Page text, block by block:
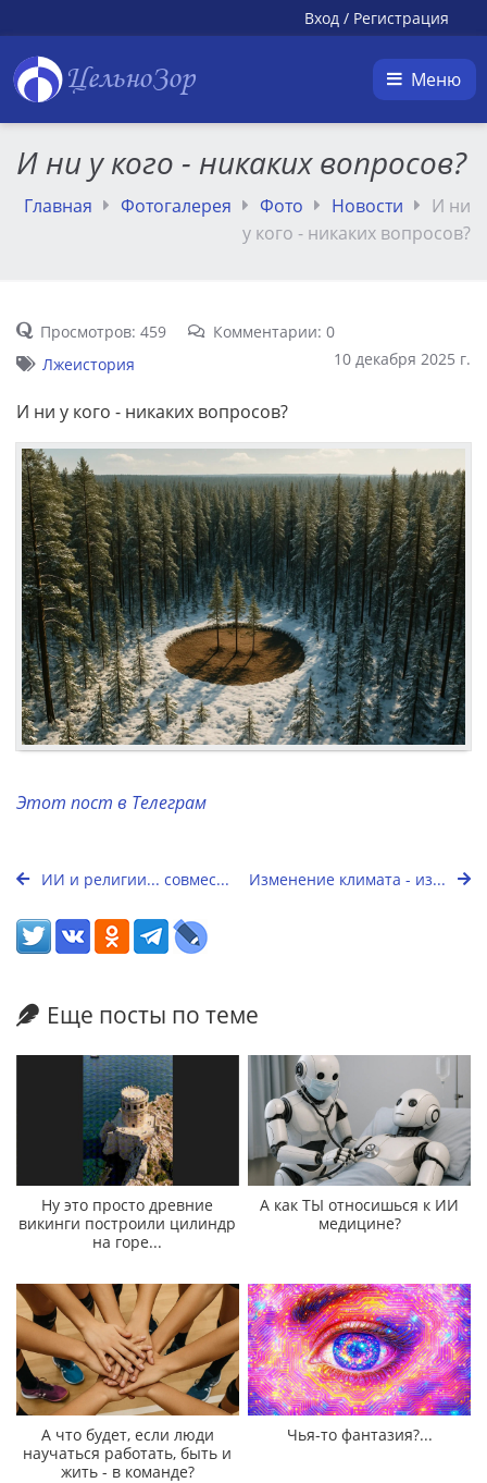
Вход / Регистрация
ЦельноЗор Меню
И ни у кого - никаких вопросов?
Главная Фотогалерея Фото Новости
И ни
у кого - никаких вопросов?
Просмотров: 459
Комментарии: 0
10 декабря 2025 г.
Лжеистория
И ни у кого - никаких вопросов?
Этот пост в Телеграм
ИИ и религии... совмес... Изменение климата - из...
Еще посты по теме
Ну это просто древние
викинги построили цилиндр
на горе...
А как ТЫ относишься к ИИ
медицине?
А что будет, если люди
научаться работать, быть и
жить - в команде?
Чья-то фантазия?...